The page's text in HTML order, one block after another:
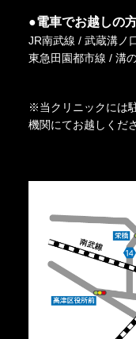
●電車でお越しの
JR南武線 / 武蔵溝
東急田園都市線 / 溝
※当クリニックには
機関にてお越しくだ